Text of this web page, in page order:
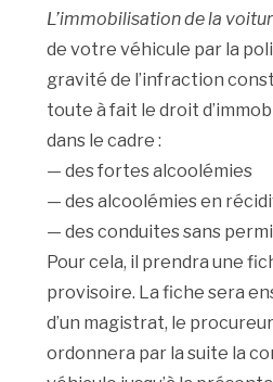
L’immobilisation de la
de votre véhicule par la
gravité de l’infraction
toute à fait le droit
dans le cadre :
— des fortes alcoolémies
— des alcoolémies en
— des conduites sans
Pour cela, il prendra une
provisoire. La fiche sera
d’un magistrat, le
ordonnera par la suite la